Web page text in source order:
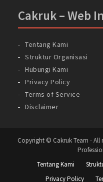
Cakruk – Web
Tentang Kami
Struktur Organisasi
Hubungi Kami
Privacy Policy
Terms of Service
Disclaimer
Copyright © Cakruk Team - All
Tentang Kami
Privacy Policy